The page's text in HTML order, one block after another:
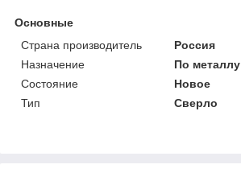
Основные
Страна производитель
Россия
Назначение
По металлу
Состояние
Новое
Тип
Сверло